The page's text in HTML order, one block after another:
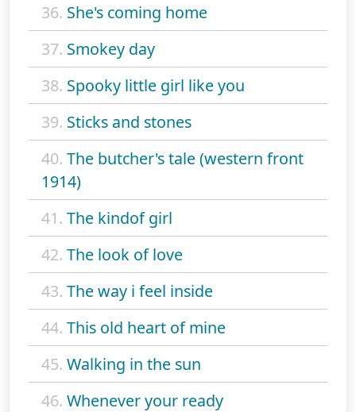
36. She's coming home
37. Smokey day
38. Spooky little girl like you
39. Sticks and stones
40. The butcher's tale (western front
1914)
41. The kindof girl
42. The look of love
43. The way i feel inside
44. This old heart of mine
45. Walking in the sun
46. Whenever your ready